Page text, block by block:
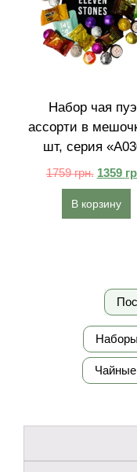
Набор чая
ассорти в
шт, серия
1759грн. 1359
В корзину